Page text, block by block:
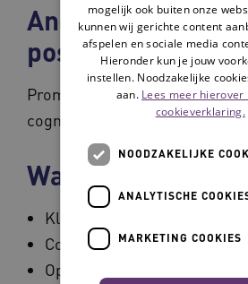
Andere
posities/
Promovendus Tilburg
cognitieve neuropsychologie
Wapenfeiten:
Klinisch neuropsycholoog
Cognitief gedragstherapeut
Oprichting STZ-erkend
mogelijk ook buiten onze
kunnen wij gerichte content
afspelen en sociale media
Hieronder kun je jouw
instellen. Noodzakelijke
aan. Lees meer hierover
cookieverklaring.
NOODZAKELIJKE
ANALYTISCHE
MARKETING COOKIES